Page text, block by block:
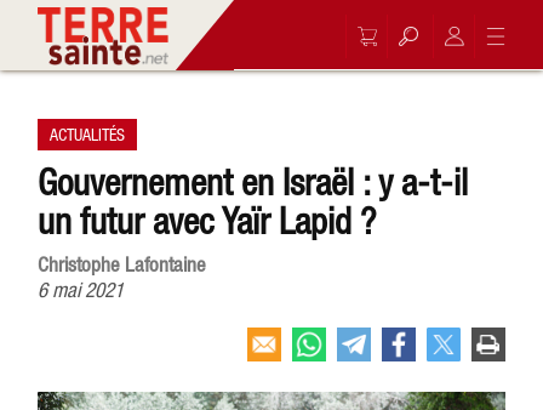
ACTUALITÉS
Gouvernement en Israël : y a-t-il
un futur avec Yaïr Lapid ?
Christophe Lafontaine
6 mai 2021